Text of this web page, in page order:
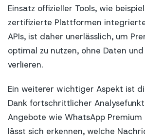
Einsatz offizieller Tools, wie
zertifizierte Plattformen
APIs, ist daher unerlässlich, um
optimal zu nutzen, ohne Daten
verlieren.
Ein weiterer wichtiger Aspekt ist
Dank fortschrittlicher
Angebote wie WhatsApp
lässt sich erkennen, welche